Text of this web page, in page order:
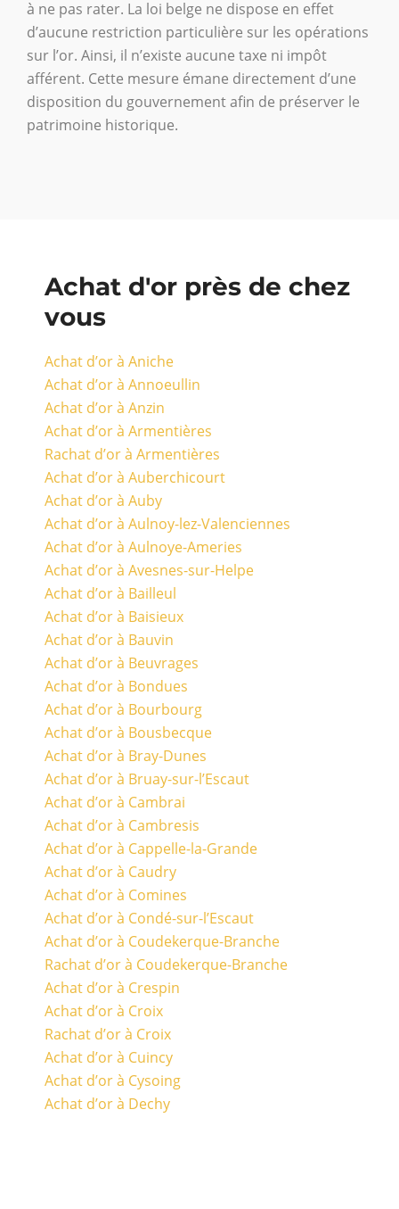
à ne pas rater. La loi belge ne dispose en effet
d’aucune restriction particulière sur les opérations
sur l’or. Ainsi, il n’existe aucune taxe ni impôt
afférent. Cette mesure émane directement d’une
disposition du gouvernement afin de préserver le
patrimoine historique.
Achat d'or près de chez
vous
Achat d’or à Aniche
Achat d’or à Annoeullin
Achat d’or à Anzin
Achat d’or à Armentières
Rachat d’or à Armentières
Achat d’or à Auberchicourt
Achat d’or à Auby
Achat d’or à Aulnoy-lez-Valenciennes
Achat d’or à Aulnoye-Ameries
Achat d’or à Avesnes-sur-Helpe
Achat d’or à Bailleul
Achat d’or à Baisieux
Achat d’or à Bauvin
Achat d’or à Beuvrages
Achat d’or à Bondues
Achat d’or à Bourbourg
Achat d’or à Bousbecque
Achat d’or à Bray-Dunes
Achat d’or à Bruay-sur-l’Escaut
Achat d’or à Cambrai
Achat d’or à Cambresis
Achat d’or à Cappelle-la-Grande
Achat d’or à Caudry
Achat d’or à Comines
Achat d’or à Condé-sur-l’Escaut
Achat d’or à Coudekerque-Branche
Rachat d’or à Coudekerque-Branche
Achat d’or à Crespin
Achat d’or à Croix
Rachat d’or à Croix
Achat d’or à Cuincy
Achat d’or à Cysoing
Achat d’or à Dechy